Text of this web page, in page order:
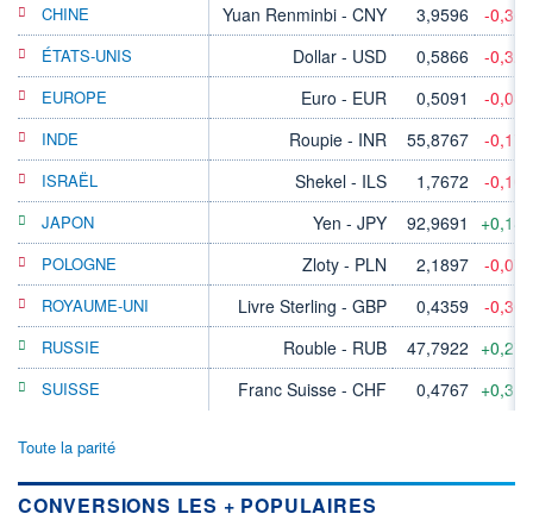
CHINE Yuan Renminbi - CNY 3,9596 -
ÉTATS-UNIS Dollar - USD 0,5866 -
EUROPE Euro - EUR 0,5091 -
INDE Roupie - INR 55,8767 -
ISRAËL Shekel - ILS 1,7672 -
JAPON Yen - JPY 92,9691
POLOGNE Zloty - PLN 2,1897 -
ROYAUME-UNI Livre Sterling - GBP 0,4359 -
RUSSIE Rouble - RUB 47,7922
SUISSE Franc Suisse - CHF 0,4767
Toute la parité
CONVERSIONS LES + POPULAIRES